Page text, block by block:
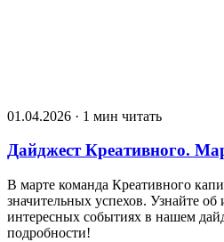
01.04.2026 · 1 мин читать
Дайджест Креативного.
В марте команда Креативного
значительных успехов. Узнайте об
интересных событиях в нашем
подробности!